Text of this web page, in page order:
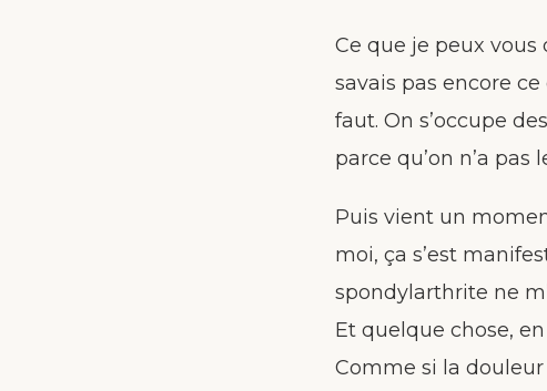
Ce que je peux vous
savais pas encore
faut. On s’occupe
parce qu’on n’a pas
Puis vient un
moi, ça s’est
spondylarthrite ne
Et quelque chose,
Comme si la